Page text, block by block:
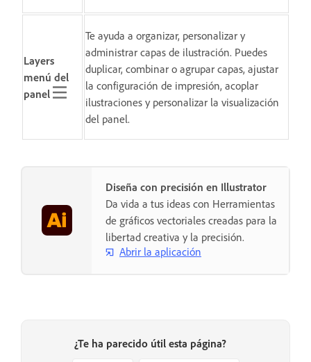
Layers
menú del
panel
Te ayuda a organizar, personalizar y
administrar capas de ilustración. Puedes
duplicar, combinar o agrupar capas, ajustar
la configuración de impresión, acoplar
ilustraciones y personalizar la visualización
del panel.
Diseña con precisión en Illustrator
Da vida a tus ideas con Herramientas
de gráficos vectoriales creadas para la
libertad creativa y la precisión.
Abrir la aplicación
¿Te ha parecido útil esta página?